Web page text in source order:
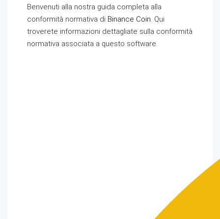
Benvenuti alla nostra guida completa alla
conformità normativa di Binance Coin. Qui
troverete informazioni dettagliate sulla conformità
normativa associata a questo software.